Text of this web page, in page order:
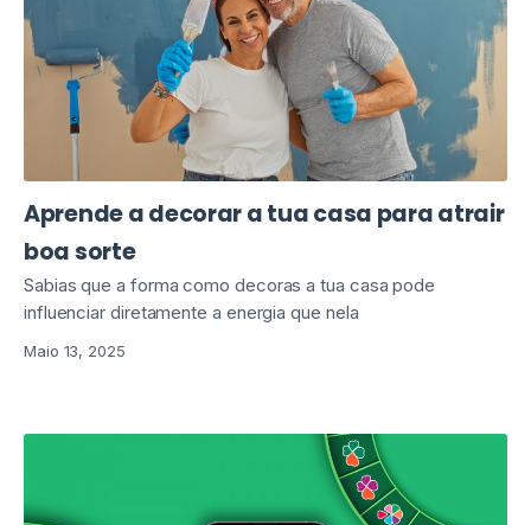
Aprende a decorar a tua casa para atrair
boa sorte
Sabias que a forma como decoras a tua casa pode
influenciar diretamente a energia que nela
Maio 13, 2025